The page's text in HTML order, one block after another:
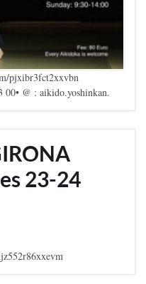
pjxibr3fct2xxvbn
00• @ : aikido.yoshinkan.
23-24